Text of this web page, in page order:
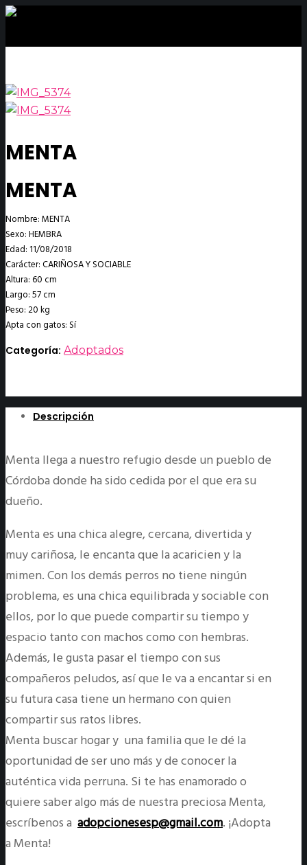
MENTA
MENTA
Nombre: MENTA
Sexo: HEMBRA
Edad: 11/08/2018
Carácter: CARIÑOSA Y SOCIABLE
Altura: 60 cm
Largo: 57 cm
Peso: 20 kg
Apta con gatos: Sí
Categoría: Adoptados
Descripción
Menta llega a nuestro refugio desde un pueblo de
Córdoba donde ha sido cedida por el que era su
dueño.
Menta es una chica alegre, cercana, divertida y
muy cariñosa, le encanta que la acaricien y la
mimen. Con los demás perros no tiene ningún
problema, es una chica equilibrada y sociable con
ellos, por lo que puede compartir su tiempo y
espacio tanto con machos como con hembras.
Además, le gusta pasar el tiempo con sus
compañeros peludos, así que le va a encantar si en
su futura casa tiene un hermano con quien
compartir sus ratos libres.
Menta buscar hogar y una familia que le dé la
oportunidad de ser uno más y de conocer la
auténtica vida perruna. Si te has enamorado o
quiere saber algo más de nuestra preciosa Menta,
escríbenos a adopcionesesp@gmail.com. ¡Adopta
a Menta!